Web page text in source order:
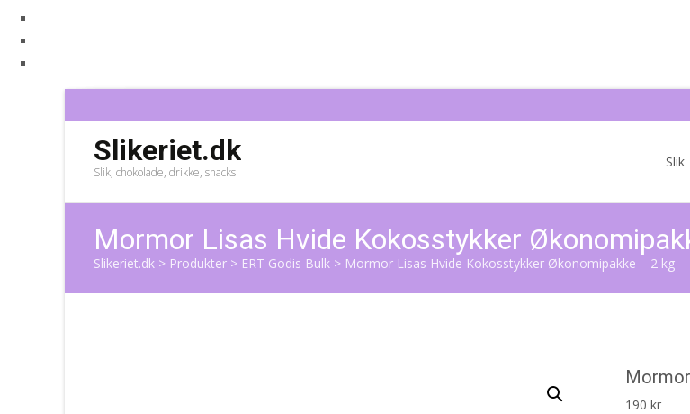
Slikeriet.dk
Slik, chokolade, drikke, snacks
Slik
Mormor Lisas Hvide Kokosstykker
Slikeriet.dk > Produkter > ERT Godis Bulk > Mormor Lisas Hvide Kokosstykker Økonomipakke – 2 kg
190 kr